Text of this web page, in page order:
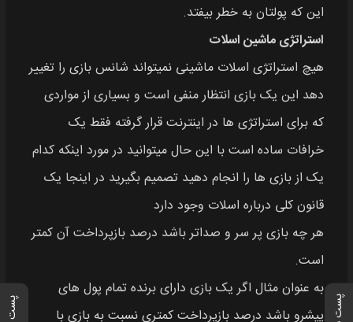
این که پولتان به خطر بیفتد.
استراتژی ماشین اسلات
هیچ استراتژی اسلات ماشینی نمیتواند شانس بازی را تغییر
دهد این یک بازی انتظار منفی است و بسیاری از مواردی
که برای استراتژی‌ ها در اینترنت قرار گرفته فقط یک
خرافات ساده است با این حال میتوانید در مورد اینکه کدام
یک از بازی‌ ها را انجام دهید تصمیم بگیرید در اینجا یک
قانون کلی درباره اسلات وجود دارد
هر چه بازی پر سر و صداتر باشد درصد بازپرداخت آن کمتر
است.
به عنوان مثال اگر یک بازی دارای برنده تمام پول‌ های
پیشرو باشد درصد بازپرداخت کمتری نسبت به بازی با